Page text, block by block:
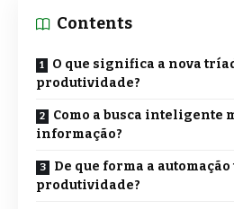
Contents
O que significa a nova
produtividade?
Como a busca inteligente
informação?
De que forma a
produtividade?